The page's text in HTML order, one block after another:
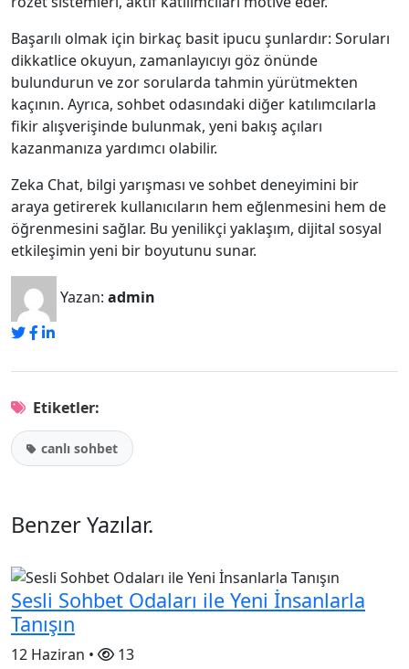
Başarılı olmak için birkaç basit ipucu şunlardır: Soruları
dikkatlice okuyun, zamanlayıcıyı göz önünde
bulundurun ve zor sorularda tahmin yürütmekten
kaçının. Ayrıca, sohbet odasındaki diğer katılımcılarla
fikir alışverişinde bulunmak, yeni bakış açıları
kazanmanıza yardımcı olabilir.
Zeka Chat, bilgi yarışması ve sohbet deneyimini bir
araya getirerek kullanıcıların hem eğlenmesini hem de
öğrenmesini sağlar. Bu yenilikçi yaklaşım, dijital sosyal
etkileşimin yeni bir boyutunu sunar.
Yazan: admin
Etiketler:
canlı sohbet
Benzer Yazılar.
Sesli Sohbet Odaları ile Yeni İnsanlarla
Tanışın
12 Haziran • 13